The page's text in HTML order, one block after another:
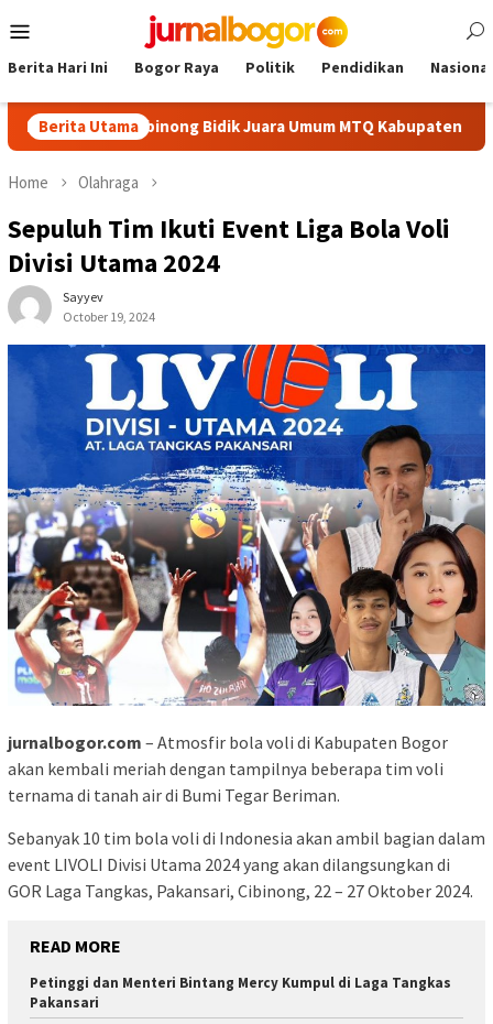
to
Menu
Berita Hari Ini Bogor Raya Politik Pendidikan Nasional
Berita Utama
Cibinong Bidik Juara Umum MTQ Kabupaten Empat Kali
Home Olahraga
Sepuluh Tim Ikuti Event Liga Bola Voli
Divisi Utama 2024
Sayyev
October 19, 2024
jurnalbogor.com – Atmosfir bola voli di Kabupaten Bogor
akan kembali meriah dengan tampilnya beberapa tim voli
ternama di tanah air di Bumi Tegar Beriman.
Sebanyak 10 tim bola voli di Indonesia akan ambil bagian dalam
event LIVOLI Divisi Utama 2024 yang akan dilangsungkan di
GOR Laga Tangkas, Pakansari, Cibinong, 22 – 27 Oktober 2024.
READ MORE
Petinggi dan Menteri Bintang Mercy Kumpul di Laga Tangkas
Pakansari